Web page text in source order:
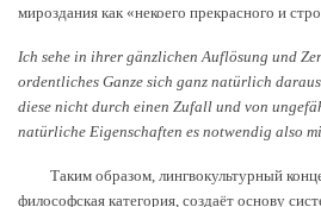
мироздания как «некоего прекрасного и
Ich sehe in ihrer gänzlichen Auflösung und
ordentliches Ganze sich ganz natürlich
diese nicht durch einen Zufall und von
natürliche Eigenschaften es notwendig also
Таким образом, лингвокультурный
философская категория, создаёт основу